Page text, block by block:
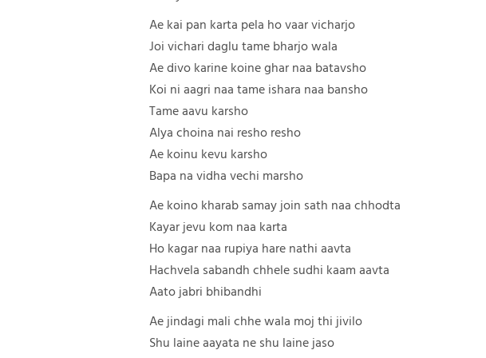
Ae kai pan karta pela ho vaar vicharjo
Joi vichari daglu tame bharjo wala
Ae divo karine koine ghar naa batavsho
Koi ni aagri naa tame ishara naa bansho
Tame aavu karsho
Alya choina nai resho resho
Ae koinu kevu karsho
Bapa na vidha vechi marsho
Ae koino kharab samay join sath naa chhodta
Kayar jevu kom naa karta
Ho kagar naa rupiya hare nathi aavta
Hachvela sabandh chhele sudhi kaam aavta
Aato jabri bhibandhi
Ae jindagi mali chhe wala moj thi jivilo
Shu laine aayata ne shu laine jaso